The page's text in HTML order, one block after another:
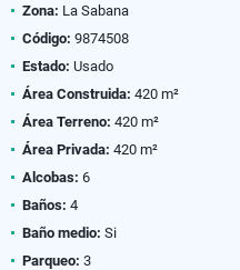
Zona: La Sabana
Código: 9874508
Estado: Usado
Área Construida: 420 m²
Área Terreno: 420 m²
Área Privada: 420 m²
Alcobas: 6
Baños: 4
Baño medio: Si
Parqueo: 3